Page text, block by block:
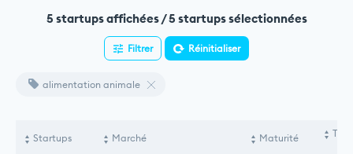
5 startups affichées / 5 startups sélectionnées
Filtrer Réinitialiser
alimentation animale
Startups Marché Maturité